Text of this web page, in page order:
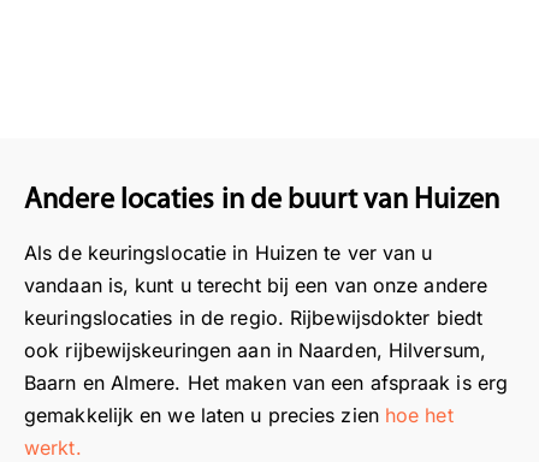
Andere locaties in de buurt van Huizen
Als de keuringslocatie in Huizen te ver van u
vandaan is, kunt u terecht bij een van onze andere
keuringslocaties in de regio. Rijbewijsdokter biedt
ook rijbewijskeuringen aan in Naarden, Hilversum,
Baarn en Almere. Het maken van een afspraak is erg
gemakkelijk en we laten u precies zien hoe het
werkt.